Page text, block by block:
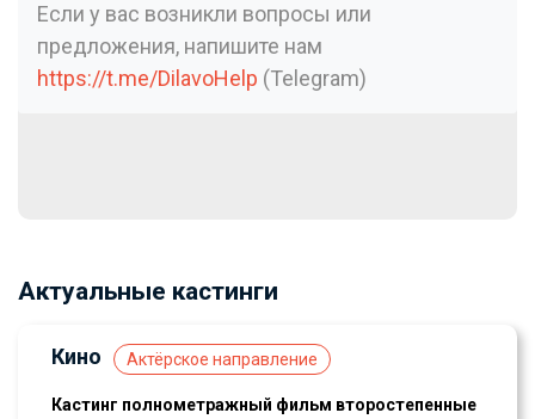
Если у вас возникли вопросы или
предложения, напишите нам
https://t.me/DilavoHelp (Telegram)
Актуальные кастинги
Кино Актёрское направление
Кастинг полнометражный фильм второстепенные